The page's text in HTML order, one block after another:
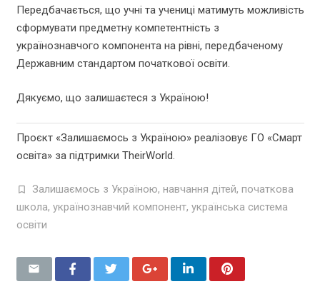
Передбачається, що учні та учениці матимуть можливість
сформувати предметну компетентність з
українознавчого компонента на рівні, передбаченому
Державним стандартом початкової освіти.
Дякуємо, що залишаєтеся з Україною!
Проєкт «Залишаємось з Україною» реалізовує ГО «Смарт
освіта» за підтримки TheirWorld.
Залишаємось з Україною, навчання дітей, початкова
школа, українознавчий компонент, українська система
освіти